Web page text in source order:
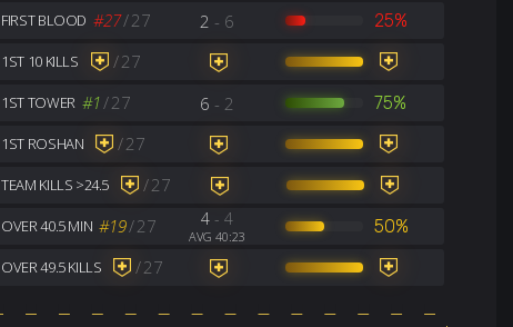
FIRST BLOOD #27/27 2 - 6 25%
1ST 10 KILLS /27
1ST TOWER #1 /27 6 - 2 75%
1ST ROSHAN /27
TEAM KILLS >24.5 /27
OVER 40.5 MIN #19/27 4- 4
AVG 40:23 50%
OVER 49.5 KILLS /27